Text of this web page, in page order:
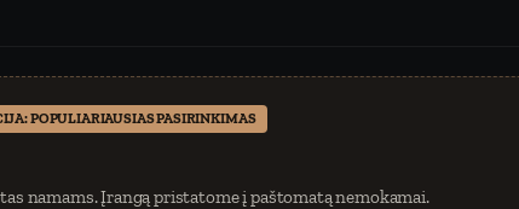
POPULIARIAUSIAS PASIRINKIMAS
namams. Įrangą pristatome į paštomatą nemokamai.